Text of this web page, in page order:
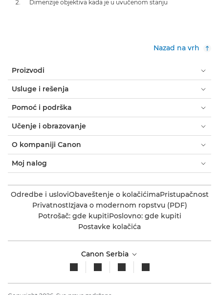
Dimenzije objektiva kada je u uvučenom stanju
Nazad na vrh
Proizvodi
Usluge i rešenja
Pomoć i podrška
Učenje i obrazovanje
O kompaniji Canon
Moj nalog
Odredbe i usloviObaveštenje o kolačićimaPristupačnost
PrivatnostIzjava o modernom ropstvu (PDF)
Potrošač: gde kupitiPoslovno: gde kupiti
Postavke kolačića
Canon Serbia